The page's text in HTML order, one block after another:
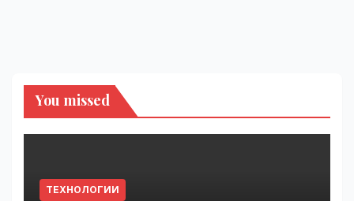
You missed
ТЕХНОЛОГИИ